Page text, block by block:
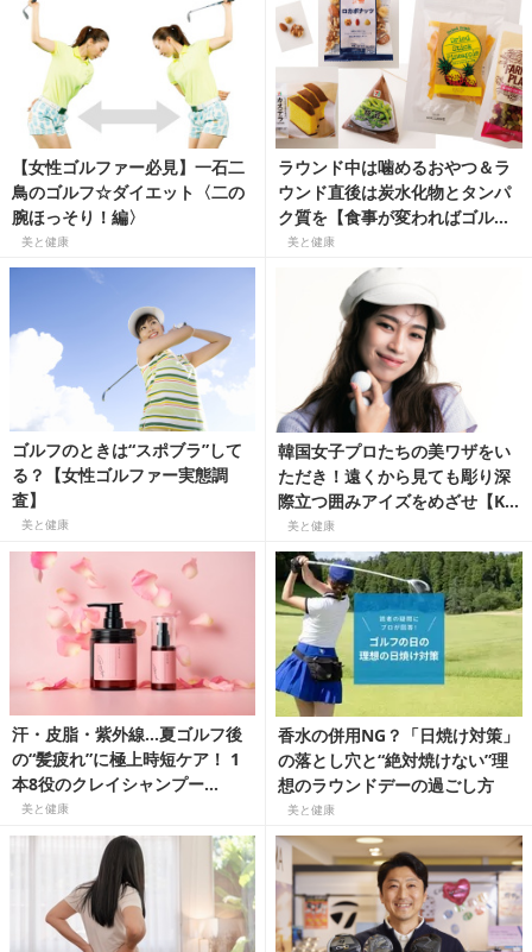
【女性ゴルファー必見】一石二
鳥のゴルフ☆ダイエット〈二の
腕ほっそり！編〉
美と健康
ラウンド中は噛めるおやつ＆ラ
ウンド直後は炭水化物とタンパ
ク質を【食事が変わればゴルフ
が変わる！】
美と健康
ゴルフのときは“スポブラ”して
る？【女性ゴルファー実態調
査】
美と健康
韓国女子プロたちの美ワザをい
ただき！遠くから見ても彫り深
際立つ囲みアイズをめざせ【K-
Golfビューティ】
美と健康
汗・皮脂・紫外線…夏ゴルフ後
の“髪疲れ”に極上時短ケア！ 1
本8役のクレイシャンプー
「cocone」でうるツヤ髪に
美と健康
香水の併用NG？「日焼け対策」
の落とし穴と“絶対焼けない”理
想のラウンドデーの過ごし方
美と健康